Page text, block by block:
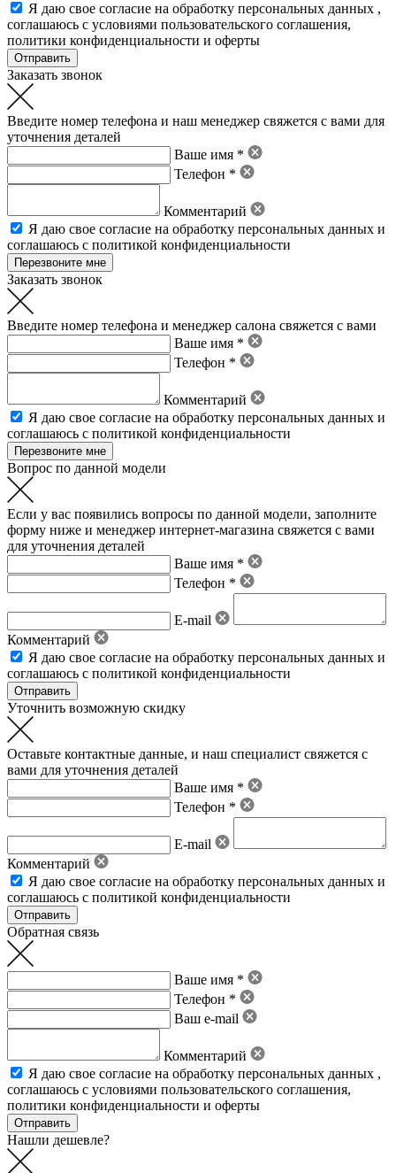
Я даю свое согласие на обработку персональных данных ,
соглашаюсь с условиями пользовательского соглашения,
политики конфиденциальности и оферты
Заказать звонок
Введите номер телефона и наш менеджер свяжется с вами для
уточнения деталей
Ваше имя *
Телефон *
Комментарий
Я даю свое согласие на обработку персональных данных и
соглашаюсь с политикой конфиденциальности
Заказать звонок
Введите номер телефона и менеджер салона свяжется с вами
Ваше имя *
Телефон *
Комментарий
Я даю свое согласие на обработку персональных данных и
соглашаюсь с политикой конфиденциальности
Вопрос по данной модели
Если у вас появились вопросы по данной модели, заполните
форму ниже и менеджер интернет-магазина свяжется с вами
для уточнения деталей
Ваше имя *
Телефон *
E-mail
Комментарий
Я даю свое согласие на обработку персональных данных и
соглашаюсь с политикой конфиденциальности
Уточнить возможную скидку
Оставьте контактные данные, и наш специалист свяжется с
вами для уточнения деталей
Ваше имя *
Телефон *
E-mail
Комментарий
Я даю свое согласие на обработку персональных данных и
соглашаюсь с политикой конфиденциальности
Обратная связь
Ваше имя *
Телефон *
Ваш e-mail
Комментарий
Я даю свое согласие на обработку персональных данных ,
соглашаюсь с условиями пользовательского соглашения,
политики конфиденциальности и оферты
Нашли дешевле?